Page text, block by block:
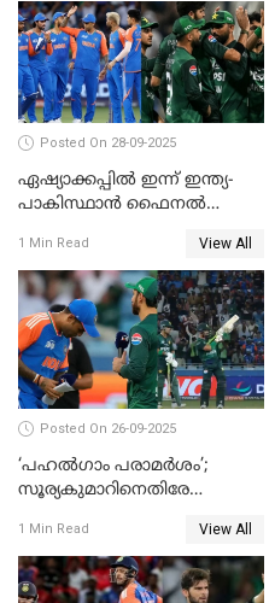
Posted On 28-09-2025
ഏഷ്യാക്കപ്പില്‍ ഇന്ന് ഇന്ത്യ-
പാകിസ്ഥാന്‍ ഫൈനല്‍
1 Min Read View All
Posted On 26-09-2025
‘പഹൽഗാം പരാമർശം’;
സൂര്യകുമാറിനെതിരേ
ഹാരിസ് റൗഫിനും പിഴ ശിക്ഷ
1 Min Read View All